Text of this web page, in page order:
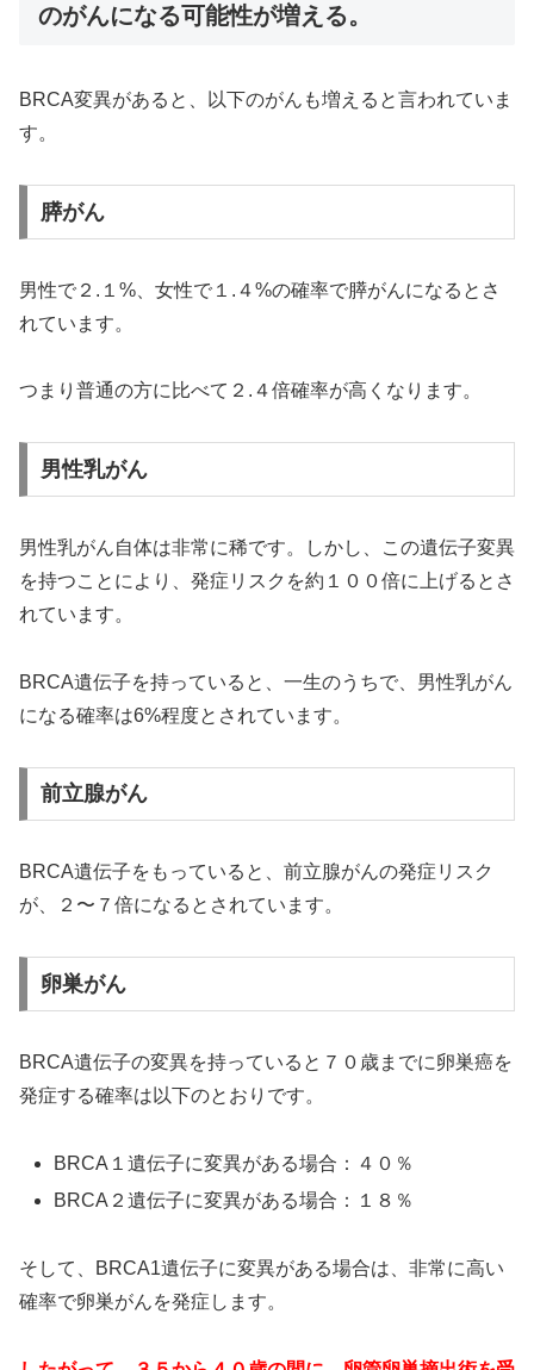
のがんになる可能性が増える。
BRCA変異があると、以下のがんも増えると言われていま
す。
膵がん
男性で２.１%、女性で１.４%の確率で膵がんになるとさ
れています。
つまり普通の方に比べて２.４倍確率が高くなります。
男性乳がん
男性乳がん自体は非常に稀です。しかし、この遺伝子変異
を持つことにより、発症リスクを約１００倍に上げるとさ
れています。
BRCA遺伝子を持っていると、一生のうちで、男性乳がん
になる確率は6%程度とされています。
前立腺がん
BRCA遺伝子をもっていると、前立腺がんの発症リスク
が、２〜７倍になるとされています。
卵巣がん
BRCA遺伝子の変異を持っていると７０歳までに卵巣癌を
発症する確率は以下のとおりです。
BRCA１遺伝子に変異がある場合：４０％
BRCA２遺伝子に変異がある場合：１８％
そして、BRCA1遺伝子に変異がある場合は、非常に高い
確率で卵巣がんを発症します。